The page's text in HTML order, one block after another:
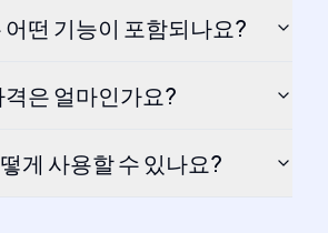
떤 기능이 포함되나요?
은 얼마인가요?
게 사용할 수 있나요?